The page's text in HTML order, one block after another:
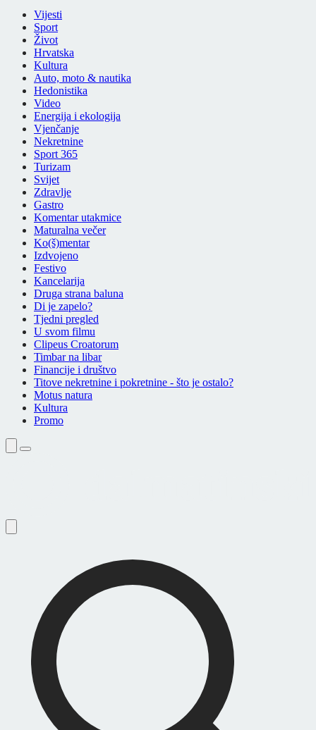
Vijesti
Sport
Život
Hrvatska
Kultura
Auto, moto & nautika
Hedonistika
Video
Energija i ekologija
Vjenčanje
Nekretnine
Sport 365
Turizam
Svijet
Zdravlje
Gastro
Komentar utakmice
Maturalna večer
Ko(š)mentar
Izdvojeno
Festivo
Kancelarija
Druga strana baluna
Di je zapelo?
Tjedni pregled
U svom filmu
Clipeus Croatorum
Timbar na libar
Financije i društvo
Titove nekretnine i pokretnine - što je ostalo?
Motus natura
Kultura
Promo